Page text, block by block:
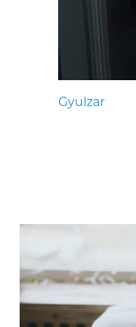
Gyulzar